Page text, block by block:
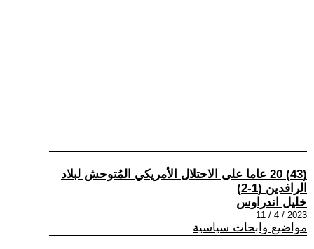
(43) 20 عاما على الاحتلال الأمريكي المُتوحش لبلاد
الرافدين (1-2)
خليل اندراوس
2023 / 4 / 11
مواضيع وابحاث سياسية